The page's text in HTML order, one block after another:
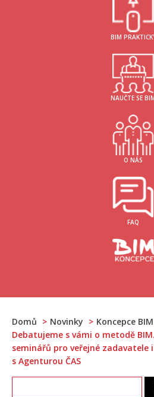
BIM
NAUČTE SE
O NÁS
FAQ
Domů Novinky
Koncepce BIM
Debatujeme s vámi o metodě
seminářů pro veřejné zadavatele
s Agenturou ČAS